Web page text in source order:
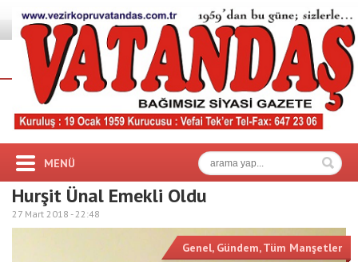
MENÜ
Hurşit Ünal Emekli Oldu
27 Mart 2018 -22:48
Genel, Gündem,Tüm Manşetler